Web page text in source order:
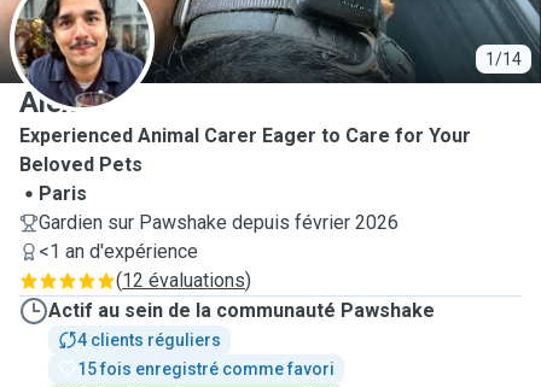
1/14
A
Alex
Experienced Animal Carer Eager to Care for Your
Beloved Pets
Paris
Gardien sur Pawshake depuis février 2026
<1 an d'expérience
(12 évaluations)
Actif au sein de la communauté Pawshake
4 clients réguliers
15 fois enregistré comme favori